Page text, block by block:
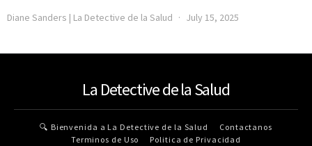
Diane Sanders | La Detective de la Salud July 15, 2025
La Detective de la Salud
🔍 Bienvenida a La Detective de la Salud
Contactanos
Terminos de Uso
Politica de Privacidad